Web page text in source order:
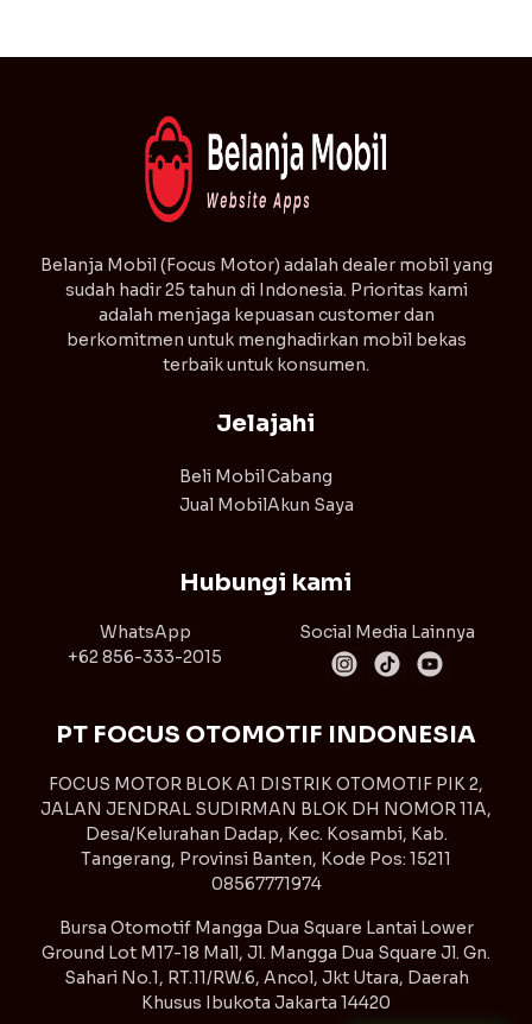
⁠Belanja Mobil (Focus Motor) adalah dealer mobil yang
sudah hadir 25 tahun di Indonesia. Prioritas kami
adalah menjaga kepuasan customer dan
berkomitmen untuk menghadirkan mobil bekas
terbaik untuk konsumen.
Jelajahi
Beli Mobil
Jual Mobil
Cabang
Akun Saya
Hubungi kami
WhatsApp
+62 856-333-2015
Social Media Lainnya
PT FOCUS OTOMOTIF INDONESIA
FOCUS MOTOR BLOK A1 DISTRIK OTOMOTIF PIK 2,
JALAN JENDRAL SUDIRMAN BLOK DH NOMOR 11A,
Desa/Kelurahan Dadap, Kec. Kosambi, Kab.
Tangerang, Provinsi Banten, Kode Pos: 15211
08567771974
Bursa Otomotif Mangga Dua Square Lantai Lower
Ground Lot M17-18 Mall, Jl. Mangga Dua Square Jl. Gn.
Sahari No.1, RT.11/RW.6, Ancol, Jkt Utara, Daerah
Khusus Ibukota Jakarta 14420